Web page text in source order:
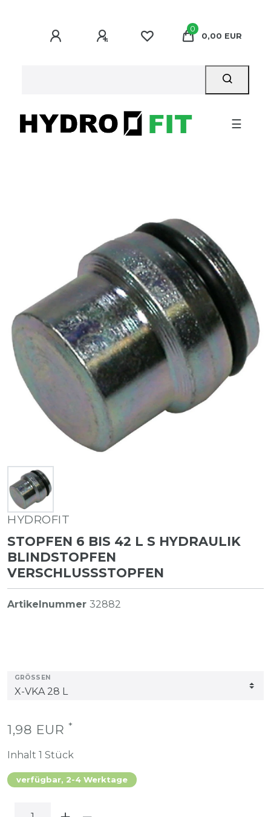
0
0,00 EUR
☰
HYDROFIT
STOPFEN 6 BIS 42 L S HYDRAULIK
BLINDSTOPFEN
VERSCHLUSSSTOPFEN
Artikelnummer 32882
GRÖSSEN
1,98 EUR *
Inhalt 1 Stück
verfügbar, 2-4 Werktage